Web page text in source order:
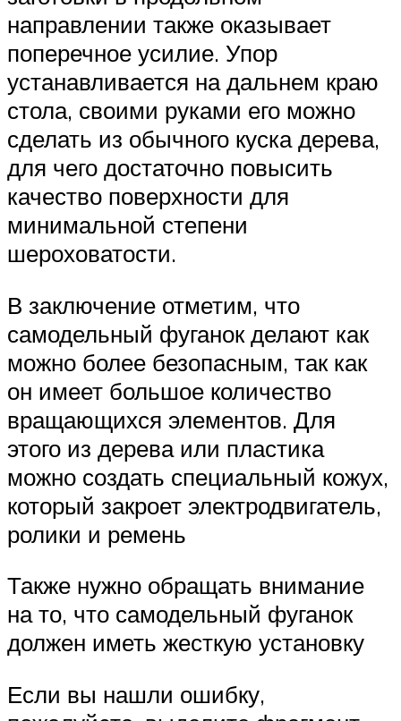
направлении также оказывает
поперечное усилие. Упор
устанавливается на дальнем краю
стола, своими руками его можно
сделать из обычного куска дерева,
для чего достаточно повысить
качество поверхности для
минимальной степени
шероховатости.
В заключение отметим, что
самодельный фуганок делают как
можно более безопасным, так как
он имеет большое количество
вращающихся элементов. Для
этого из дерева или пластика
можно создать специальный кожух,
который закроет электродвигатель,
ролики и ремень
Также нужно обращать внимание
на то, что самодельный фуганок
должен иметь жесткую установку
Если вы нашли ошибку,